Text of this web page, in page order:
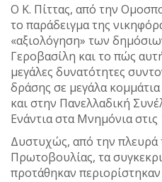
Ο Κ. Πίττας, από την
το παράδειγμα της
«αξιολόγηση» των
Γεροβασίλη και το πώς
μεγάλες δυνατότητες
δράσης σε μεγάλα
και στην Πανελλαδική
Ενάντια στα Μνημόνια
Δυστυχώς, από την
Πρωτοβουλίας, τα
προτάθηκαν